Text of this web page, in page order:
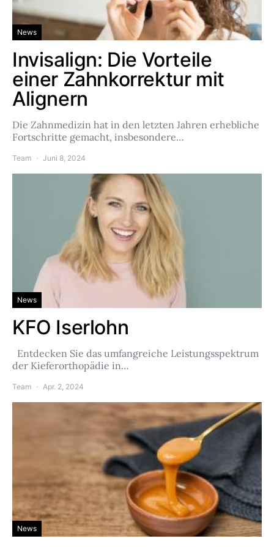
News
Invisalign: Die Vorteile
einer Zahnkorrektur mit
Alignern
Die Zahnmedizin hat in den letzten Jahren erhebliche
Fortschritte gemacht, insbesondere…
Team Juni 8, 2024
News
KFO Iserlohn
Entdecken Sie das umfangreiche Leistungsspektrum
der Kieferorthopädie in…
Team Apr. 2, 2024
News